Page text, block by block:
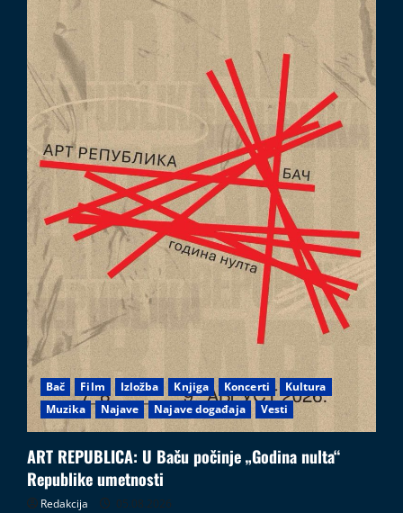
Bač Film Izložba Knjiga Koncerti
Kultura
Muzika
Najave Najave događaja Vesti
ART REPUBLICA: U Baču počinje „Godina nulta“
Republike umetnosti
Redakcija 05.08.2026